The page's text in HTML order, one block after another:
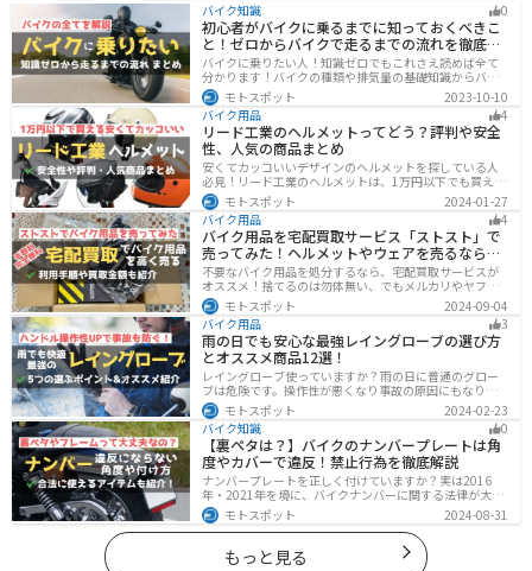
バイク知識 0
初心者がバイクに乗るまでに知っておくべきこ
と！ゼロからバイクで走るまでの流れを徹底解
説
バイクに乗りたい人！知識ゼロでもこれさえ読めば全て
分かります！バイクの種類や排気量の基礎知識からバイ
クの選び方、免許の取り方、購入、納車、その後のバイ
クライフまで全てサポートします！
モトスポット
2023-10-10
バイク用品
4
リード工業のヘルメットってどう？評判や安全
性、人気の商品まとめ
安くてカッコいいデザインのヘルメットを探している人
必見！リード工業のヘルメットは、1万円以下でも買える
ヘルメットが多数あります。安全基準もしっかりクリア
しており、安全性にも優れています。種類も豊富でカス
タム用のシールドもあるので、クールに決めたい人にオ
ススメです。
モトスポット
2024-01-27
バイク用品
4
バイク用品を宅配買取サービス「ストスト」で
売ってみた！ヘルメットやウェアを売るならオ
ススメ
不要なバイク用品を処分するなら、宅配買取サービスが
オススメ！捨てるのは勿体無い、でもメルカリやヤフオ
クに出すのは面倒だし手数料がかかる...STST（ストス
ト）なら手数料や送料など完全無料で、自宅から送るだ
けでOKなので超簡単に売れます！ストストを実際に使っ
てみたので、流れや買取金額などを紹介します。
モトスポット
2024-09-04
バイク用品
3
雨の日でも安心な最強レイングローブの選び方
とオススメ商品12選！
レイングローブ使っていますか？雨の日に普通のグロー
ブは危険です。操作性が悪くなり事故の原因にもなりま
す。安全と快適に運転するためにもしっかりとしたレイ
ングローブを準備しておきましょう。この記事ではレイ
ングローブの選び方とオススメを紹介します。
モトスポット
2024-02-23
バイク知識
0
【裏ペタは？】バイクのナンバープレートは角
度やカバーで違反！禁止行為を徹底解説
ナンバープレートを正しく付けていますか？実は2016
年・2021年を境に、バイクナンバーに関する法律が大き
く変わっています！角度やカバー、ステーなど昔は大丈
夫でも今は違法になるケースが発生します。正しく理解
して、今一度見直してみましょう。合法で使えるアイテ
ムも紹介します。
モトスポット 2024-08-31
もっと見る